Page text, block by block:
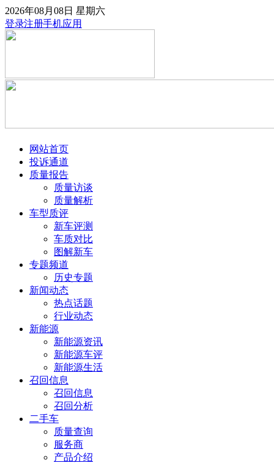
2026年08月08日 星期六
登录注册手机应用
网站首页
投诉通道
质量报告
质量访谈
质量解析
车型质评
新车评测
车质对比
图解新车
专题频道
历史专题
新闻动态
热点话题
行业动态
新能源
新能源资讯
新能源车评
新能源生活
召回信息
召回信息
召回分析
二手车
质量查询
服务商
产品介绍